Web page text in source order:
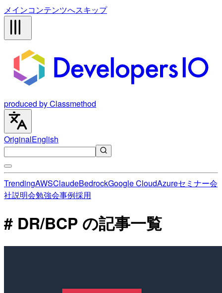
メインコンテンツへスキップ
produced by Classmethod
OriginalEnglish
TrendingAWSClaudeBedrockGoogle CloudAzureセミナー会
社説明会勉強会事例採用
# DR/BCP の記事一覧